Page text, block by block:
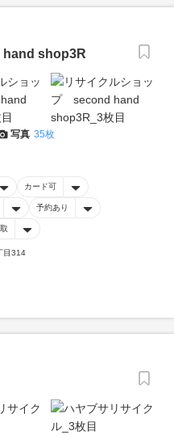
shop3R
写真 35枚
カード可
予約あり
目314